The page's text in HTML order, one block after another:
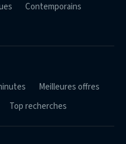
Contemporains
Meilleures offres
Top recherches